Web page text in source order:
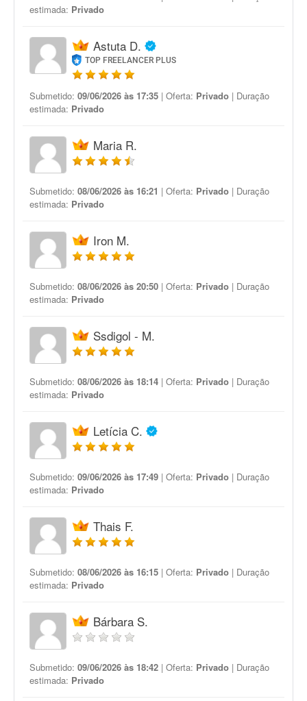
estimada: Privado
Astuta D.
TOP FREELANCER PLUS
Submetido: 09/06/2026 às 17:35 | Oferta: Privado | Duração
estimada: Privado
Maria R.
Submetido: 08/06/2026 às 16:21 | Oferta: Privado | Duração
estimada: Privado
Iron M.
Submetido: 08/06/2026 às 20:50 | Oferta: Privado | Duração
estimada: Privado
Ssdigol - M.
Submetido: 08/06/2026 às 18:14 | Oferta: Privado | Duração
estimada: Privado
Letícia C.
Submetido: 09/06/2026 às 17:49 | Oferta: Privado | Duração
estimada: Privado
Thais F.
Submetido: 08/06/2026 às 16:15 | Oferta: Privado | Duração
estimada: Privado
Bárbara S.
Submetido: 09/06/2026 às 18:42 | Oferta: Privado | Duração
estimada: Privado